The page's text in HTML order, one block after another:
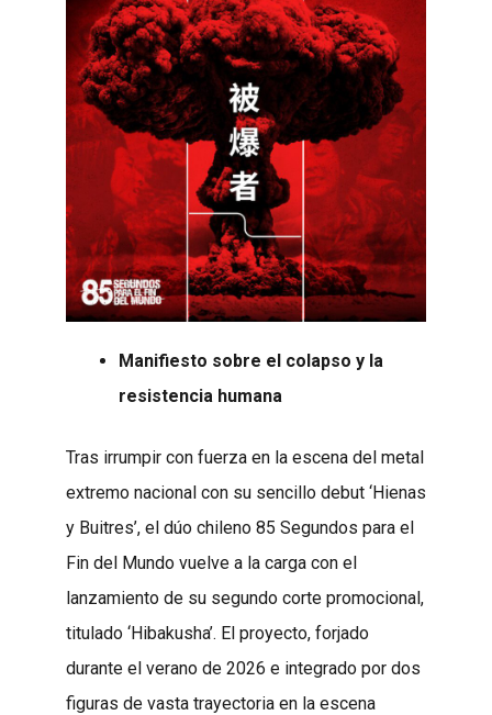
Manifiesto sobre el colapso y la
resistencia humana
Tras irrumpir con fuerza en la escena del metal
extremo nacional con su sencillo debut ‘Hienas
y Buitres’, el dúo chileno 85 Segundos para el
Fin del Mundo vuelve a la carga con el
lanzamiento de su segundo corte promocional,
titulado ‘Hibakusha’. El proyecto, forjado
durante el verano de 2026 e integrado por dos
figuras de vasta trayectoria en la escena